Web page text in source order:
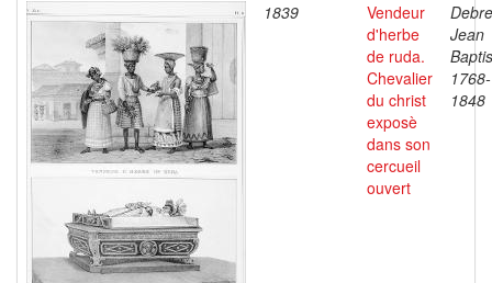
1839
Vendeur
d'herbe
de ruda.
Chevalier
du christ
exposè
dans son
cercueil
ouvert
Jean
1768-
1848